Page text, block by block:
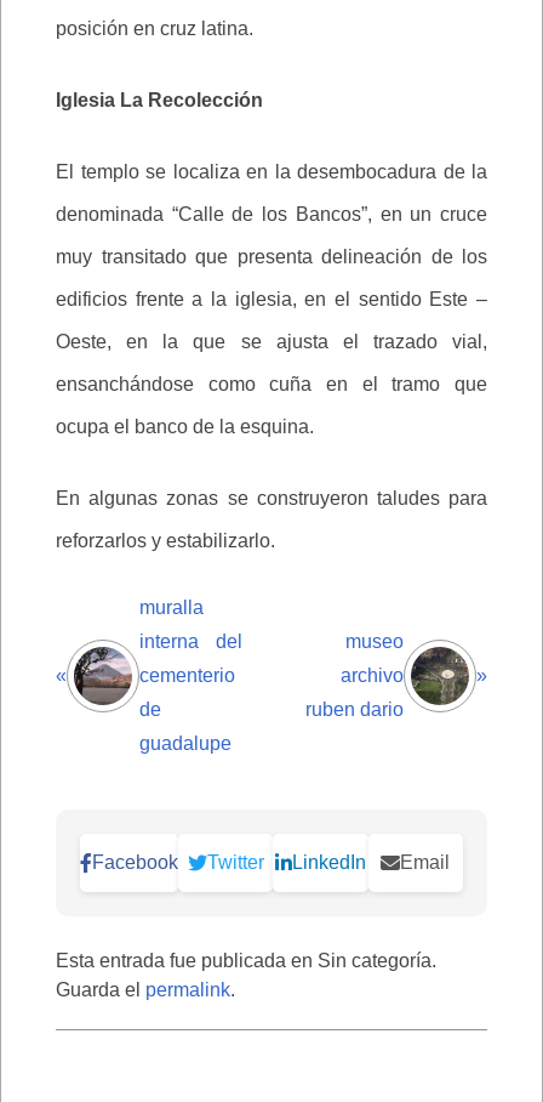
posición en cruz latina.
Iglesia La Recolección
El templo se localiza en la desembocadura de la
denominada “Calle de los Bancos”, en un cruce
muy transitado que presenta delineación de los
edificios frente a la iglesia, en el sentido Este –
Oeste, en la que se ajusta el trazado vial,
ensanchándose como cuña en el tramo que
ocupa el banco de la esquina.
En algunas zonas se construyeron taludes para
reforzarlos y estabilizarlo.
«
muralla
interna del
cementerio
de
guadalupe
museo
archivo
ruben dario
»
Facebook Twitter LinkedIn Email
Esta entrada fue publicada en Sin categoría.
Guarda el permalink.